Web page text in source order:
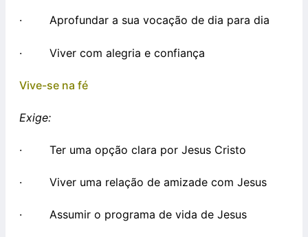
· Aprofundar a sua vocação de dia para dia
· Viver com alegria e confiança
Vive-se na fé
Exige:
· Ter uma opção clara por Jesus Cristo
· Viver uma relação de amizade com Jesus
· Assumir o programa de vida de Jesus